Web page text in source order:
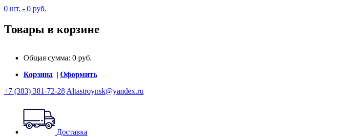
0 шт. - 0 руб.
Товары в корзине
Общая сумма: 0 руб.
Корзина | Оформить
+7 (383) 381-72-28 Altastroynsk@yandex.ru
Доставка